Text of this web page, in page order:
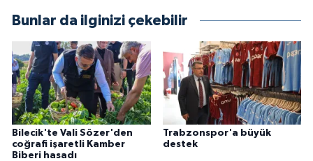
Bunlar da ilginizi çekebilir
Bilecik'te Vali Sözer'den
coğrafi işaretli Kamber
Biberi hasadı
Trabzonspor'a büyük
destek